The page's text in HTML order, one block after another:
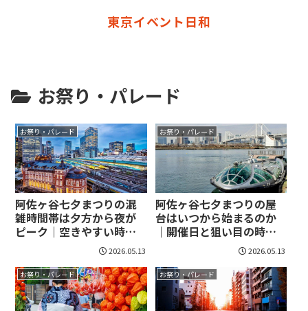
東京イベント日和
お祭り・パレード
お祭り・パレード
阿佐ヶ谷七夕まつりの混
雑時間帯は夕方から夜が
ピーク｜空きやすい時間
と歩き方まで押さえよ2026.05.13
お祭り・パレード
阿佐ヶ谷七夕まつりの屋
台はいつから始まるのか
｜開催日と狙い目の時間
2026.05.13
お祭り・パレード お祭り・パレード